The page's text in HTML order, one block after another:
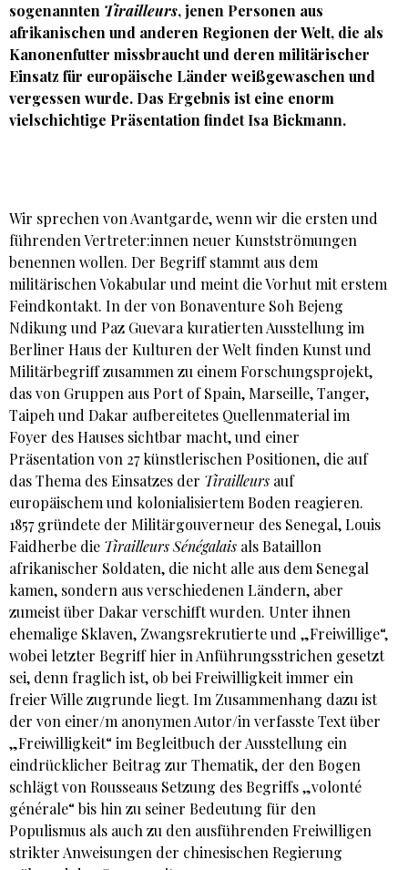
sogenannten Tirailleurs, jenen Personen aus
afrikanischen und anderen Regionen der Welt, die als
Kanonenfutter missbraucht und deren militärischer
Einsatz für europäische Länder weißgewaschen und
vergessen wurde. Das Ergebnis ist eine enorm
vielschichtige Präsentation findetIsa Bickmann.
Wir sprechen von Avantgarde, wenn wir die ersten und
führenden Vertreter:innen neuer Kunstströmungen
benennen wollen. Der Begriff stammt aus dem
militärischen Vokabular und meint die Vorhut mit erstem
Feindkontakt. In der von Bonaventure Soh Bejeng
Ndikung und Paz Guevara kuratierten Ausstellung im
Berliner Haus der Kulturen der Welt finden Kunst und
Militärbegriff zusammen zu einem Forschungsprojekt,
das von Gruppen aus Port of Spain, Marseille, Tanger,
Taipeh und Dakar aufbereitetes Quellenmaterial im
Foyer des Hauses sichtbar macht, und einer
Präsentation von 27 künstlerischen Positionen, die auf
das Thema des Einsatzes der Tirailleurs auf
europäischem und kolonialisiertem Boden reagieren.
1857 gründete der Militärgouverneur des Senegal, Louis
Faidherbe die Tirailleurs Sénégalais als Bataillon
afrikanischer Soldaten, die nicht alle aus dem Senegal
kamen, sondern aus verschiedenen Ländern, aber
zumeist über Dakar verschifft wurden. Unter ihnen
ehemalige Sklaven, Zwangsrekrutierte und „Freiwillige“,
wobei letzter Begriff hier in Anführungsstrichen gesetzt
sei, denn fraglich ist, ob bei Freiwilligkeit immer ein
freier Wille zugrunde liegt. Im Zusammenhang dazu ist
der von einer/m anonymen Autor/in verfasste Text über
„Freiwilligkeit“ im Begleitbuch der Ausstellung ein
eindrücklicher Beitrag zur Thematik, der den Bogen
schlägt von Rousseaus Setzung des Begriffs „volonté
générale“ bis hin zu seiner Bedeutung für den
Populismus als auch zu den ausführenden Freiwilligen
strikter Anweisungen der chinesischen Regierung